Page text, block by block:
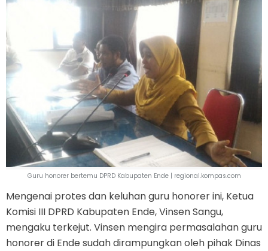
Guru honorer bertemu DPRD Kabupaten Ende | regional.kompas.com
Mengenai protes dan keluhan guru honorer ini, Ketua
Komisi III DPRD Kabupaten Ende, Vinsen Sangu,
mengaku terkejut. Vinsen mengira permasalahan guru
honorer di Ende sudah dirampungkan oleh pihak Dinas